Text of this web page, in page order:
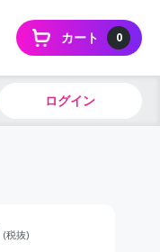
0
カート
ログイン
(税抜)